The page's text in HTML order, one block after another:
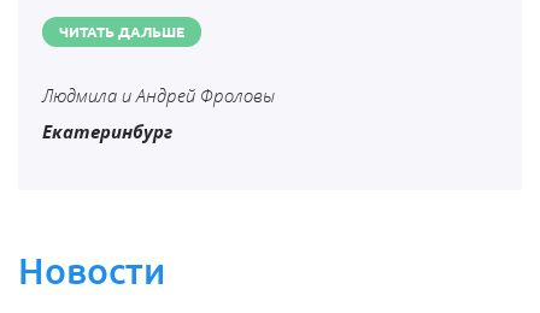
ЧИТАТЬ ДАЛЬШЕ
Людмила и Андрей Фроловы
Екатеринбург
Новости